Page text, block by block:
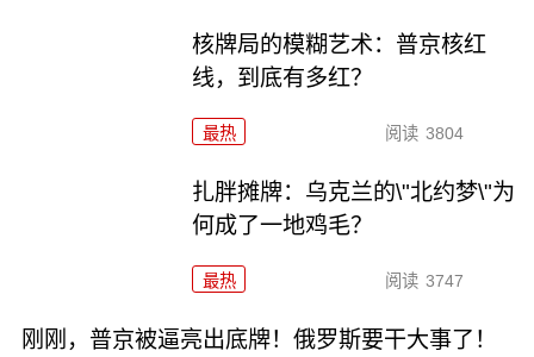
核牌局的模糊艺术：普京核红
线，到底有多红？
最热 阅读 3804
扎胖摊牌：乌克兰的\"北约梦\"为
何成了一地鸡毛？
最热 阅读 3747
刚刚，普京被逼亮出底牌！俄罗斯要干大事了！